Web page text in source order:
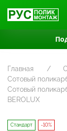
Главная
Сотовый
Сотовый
BEROLUX
Стандарт -10%